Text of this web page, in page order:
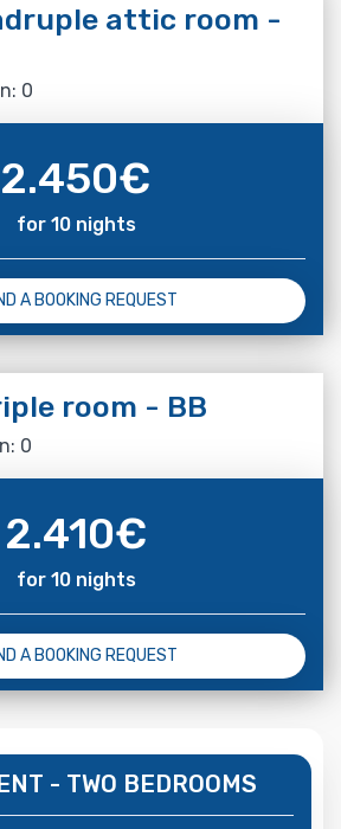
attic room -
0
2.450€
for 10 nights
A BOOKING REQUEST
room - BB
0
2.410€
for 10 nights
A BOOKING REQUEST
- TWO BEDROOMS